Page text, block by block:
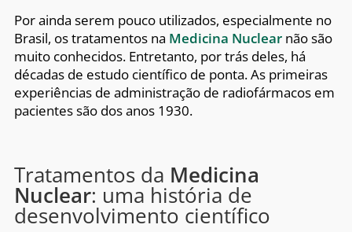
Por ainda serem pouco utilizados, especialmente no
Brasil, os tratamentos na Medicina Nuclearnão são
muito conhecidos. Entretanto, por trás deles, há
décadas de estudo científico de ponta. As primeiras
experiências de administração de radiofármacos em
pacientes são dos anos 1930.
Tratamentos da Medicina
Nuclear: uma história de
desenvolvimento científico